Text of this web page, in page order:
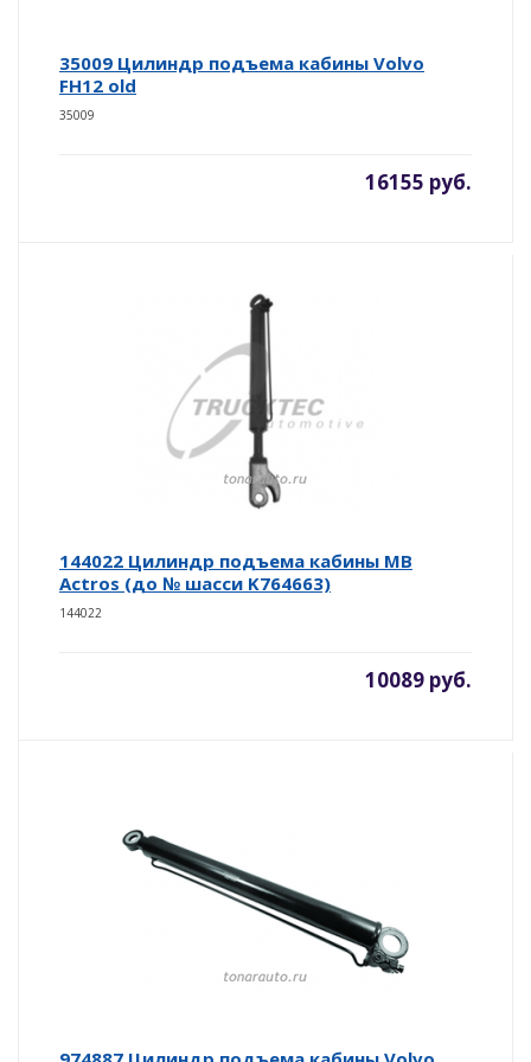
35009 Цилиндр подъема кабины Volvo
FH12 old
35009
16155 руб.
144022 Цилиндр подъема кабины MB
Actros (до № шасси K764663)
144022
10089 руб.